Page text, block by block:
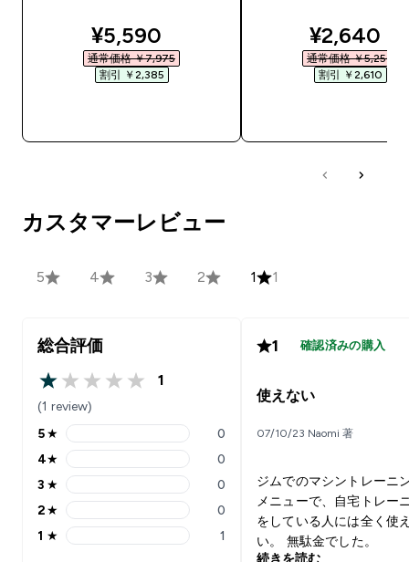
discounted price
¥5,590‎
通常価格 ￥7,975‎
割引 ￥2,385‎
¥2,640‎
通常価格 ￥5,250‎
割引 ￥2,610‎
カスタマーレビュー
5 4 3 2 1 1
総合評価
1 out of 5 stars
1
(1 review)
5 stars rating 0 reviews
5★ 0
4 stars rating 0 reviews
4★ 0
3 stars rating 0 reviews
3 ★ 0
2 stars rating 0 reviews
2★ 0
1 stars rating 1 reviews
1 ★ 1
1 確認済みの購入
使えない
07/10/23 Naomi 著
ジムでのマシントレーニ
メニューで、自宅トレー
をしている人には全く使
い。 無駄金でした。
続きを読む